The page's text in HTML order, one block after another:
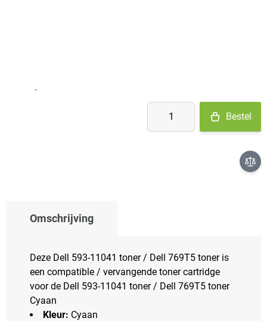
Aantal
Bestel
Omschrijving
Deze Dell 593-11041 toner / Dell 769T5 toner is
een compatible / vervangende toner cartridge
voor de Dell 593-11041 toner / Dell 769T5 toner
Cyaan
Kleur: Cyaan